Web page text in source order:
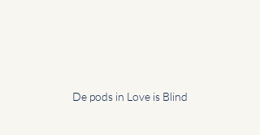
De pods in Love is Blind